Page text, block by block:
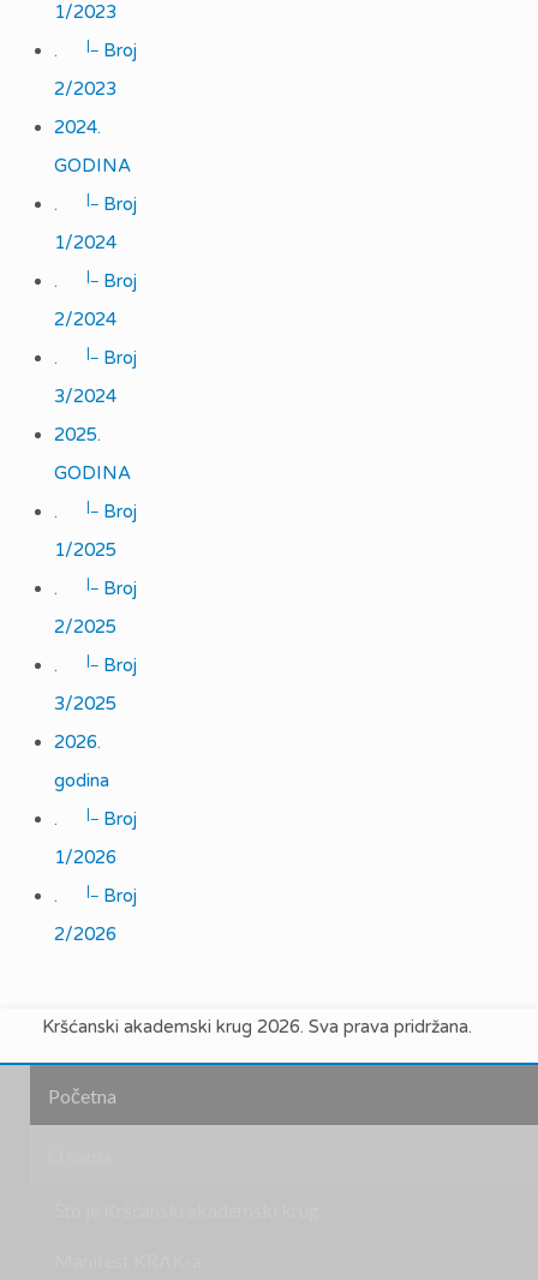
1/2023
.
|_
Broj
2/2023
2024.
GODINA
.
|_
Broj
1/2024
.
|_
Broj
2/2024
.
|_
Broj
3/2024
2025.
GODINA
.
|_
Broj
1/2025
.
|_
Broj
2/2025
.
|_
Broj
3/2025
2026.
godina
.
|_
Broj
1/2026
.
|_
Broj
2/2026
Kršćanski akademski krug 2026. Sva prava pridržana.
Početna